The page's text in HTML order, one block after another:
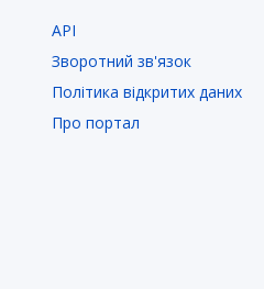
API
Зворотний зв'язок
Політика відкритих даних
Про портал